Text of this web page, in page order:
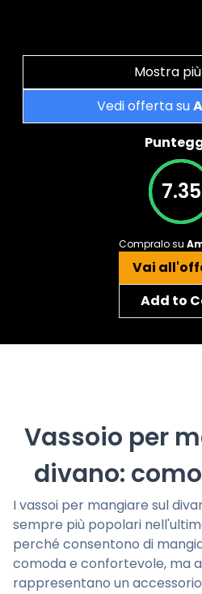
Mostra
Vedi offerta su
7.35
Compralo su
Vai
Add to
Vassoio per
divano:
I vassoi per mangiare sul
sempre più popolari
perché consentono di
comoda e confortevole, ma
rappresentano un